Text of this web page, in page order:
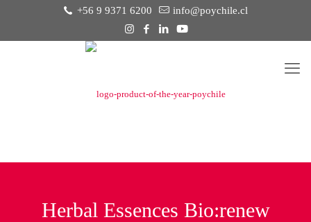
+56 9 9371 6200 info@poychile.cl
Herbal Essences Bio:renew